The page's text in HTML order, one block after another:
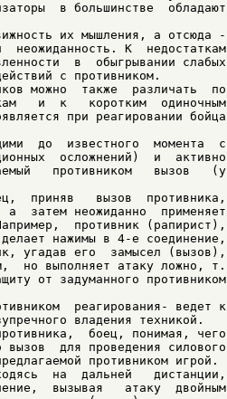
в большинстве  обладают
их мышления, а отсюда -
неожиданность. К  недостаткам
в  обыгрывании слабых
с противником.
можно  также  различать  по
и  к   коротким  одиночным
при реагировании бойца
до  известного  момента  с
осложнений)  и  активно
противником   вызов   (у
приняв   вызов  противника,
затем неожиданно  применяет
противник (рапирист),
нажимы в 4-е соединение,
угадав его  замысел (вызов),
но выполняет атаку ложно, т.
от задуманного противником
реагирования- ведет к
владения техникой.
боец, понимая, чего
для проведения силового
противником игрой.
на  дальней   дистанции,
вызывая   атаку  двойным